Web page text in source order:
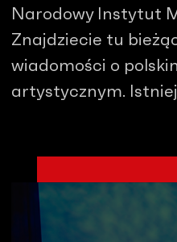
Narodowy Instytut
Znajdziecie tu
wiadomości o
artystycznym.